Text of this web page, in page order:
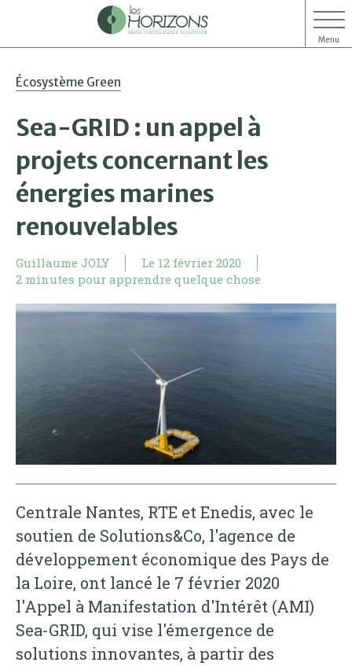
Menu
Écosystème Green
Sea-GRID : un appel à
projets concernant les
énergies marines
renouvelables
Guillaume JOLY Le 12 février 2020
2 minutes pour apprendre quelque chose
Centrale Nantes, RTE et Enedis, avec le
soutien de Solutions&Co, l'agence de
développement économique des Pays de
la Loire, ont lancé le 7 février 2020
l'Appel à Manifestation d'Intérêt (AMI)
Sea-GRID, qui vise l'émergence de
solutions innovantes, à partir des